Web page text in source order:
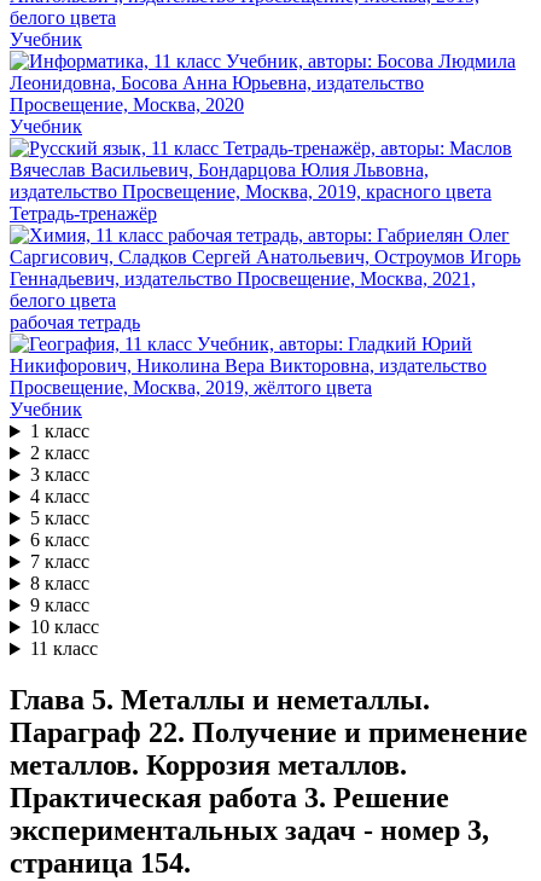
Учебник
Учебник
Тетрадь-тренажёр
рабочая тетрадь
Учебник
1 класс
2 класс
3 класс
4 класс
5 класс
6 класс
7 класс
8 класс
9 класс
10 класс
11 класс
Глава 5. Металлы и неметаллы.
Параграф 22. Получение и применение
металлов. Коррозия металлов.
Практическая работа 3. Решение
экспериментальных задач - номер 3,
страница 154.